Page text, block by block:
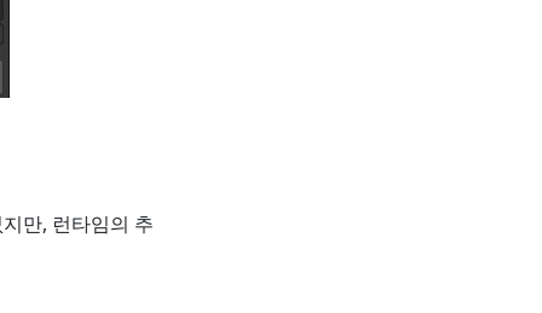
만, 런타임의 추